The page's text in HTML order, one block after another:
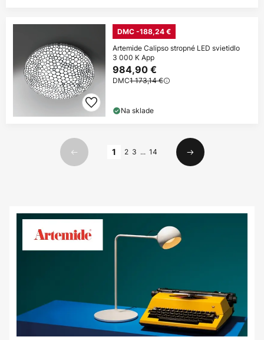
DMC -188,24 €
Artemide Calipso stropné LED svietidlo
3 000 K App
984,90 €
DMC1 173,14 €
Na sklade
Predchádzajúci
1 2 3 ... 14
Ďalší